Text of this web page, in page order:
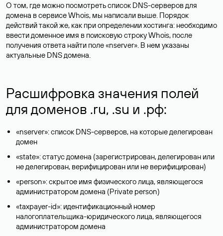
О том, где можно посмотреть список DNS-серверов для
домена в сервисе Whois, мы написали выше. Порядок
действий такой же, как при определении хостинга: необходимо
ввести доменное имя в поисковую строку Whois, после
получения ответа найти поле «nserver». В нем указаны
актуальные DNS домена.
Расшифровка значения полей
для доменов .ru, .su и .рф:
«nserver»: список DNS-серверов, на которые делегирован
домен
«state»: статус домена (зарегистрирован, делегирован или
не делегирован, верифицирован или не верифицирован)
«person»: скрытое имя физического лица, являющегося
администратором домена (Privatе person)
«taxpayer-id»: идентификационный номер
налогоплательщика-юридического лица, являющегося
администратором домена